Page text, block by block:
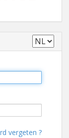
vergeten ?